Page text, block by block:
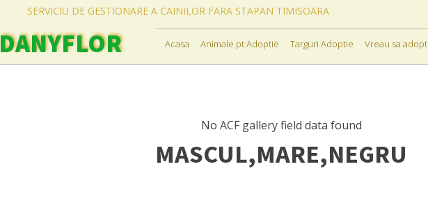
SERVICIU DE GESTIONARE A CAINILOR FARA STAPAN TIMISOARA
DANYFLOR Acasa Animale pt Adoptie Targuri Adoptie Vreau sa adopt
No ACF gallery field data found
MASCUL,MARE,NEGRU